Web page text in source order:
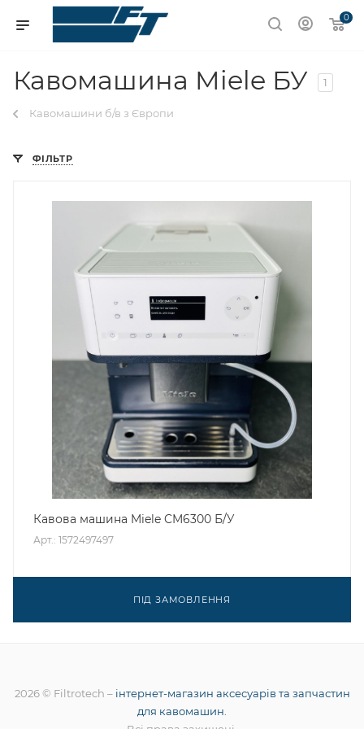
0
Кавомашина Miele БУ 1
Кавомашини б/в з Європи
ФІЛЬТР
Кавова машина Miele CM6300 Б/У
Арт.: 1572497497
ПІД ЗАМОВЛЕННЯ
2026 © Filtrotech – інтернет-магазин аксесуарів та запчастин
для кавомашин.